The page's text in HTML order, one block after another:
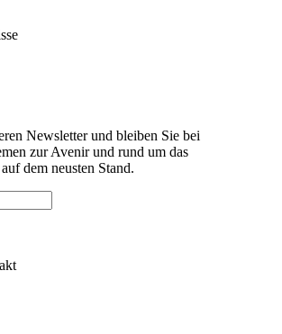
Newsletter und bleiben Sie bei
zur Avenir und rund um das
dem neusten Stand.